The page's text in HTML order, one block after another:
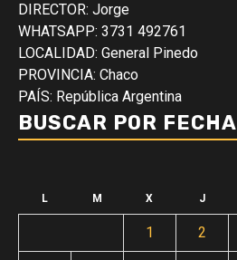
DIRECTOR: Jorge
WHATSAPP: 3731 492761
LOCALIDAD: General Pinedo
PROVINCIA: Chaco
PAÍS: República Argentina
BUSCAR POR FECHA
L M X J
1 2